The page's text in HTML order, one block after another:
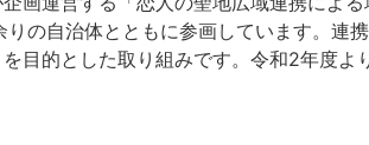
の自治体とともに参画しています。連
目的とした取り組みです。令和2年度よ